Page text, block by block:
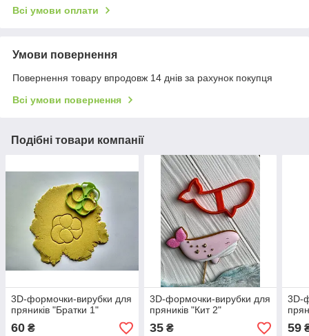
Всі умови оплати
Умови повернення
Повернення товару впродовж 14 днів за рахунок покупця
Всі умови повернення
Подібні товари компанії
3D-формочки-вирубки для
пряників "Братки 1"
60 ₴
3D-формочки-вирубки для
пряників "Кит 2"
35₴
3D-
59